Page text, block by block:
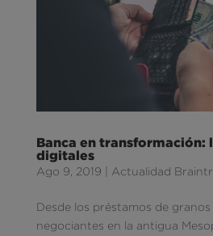
Banca en transformación:
digitales
Ago 9, 2019 Actualidad
Desde los préstamos de
negociantes en la antigua